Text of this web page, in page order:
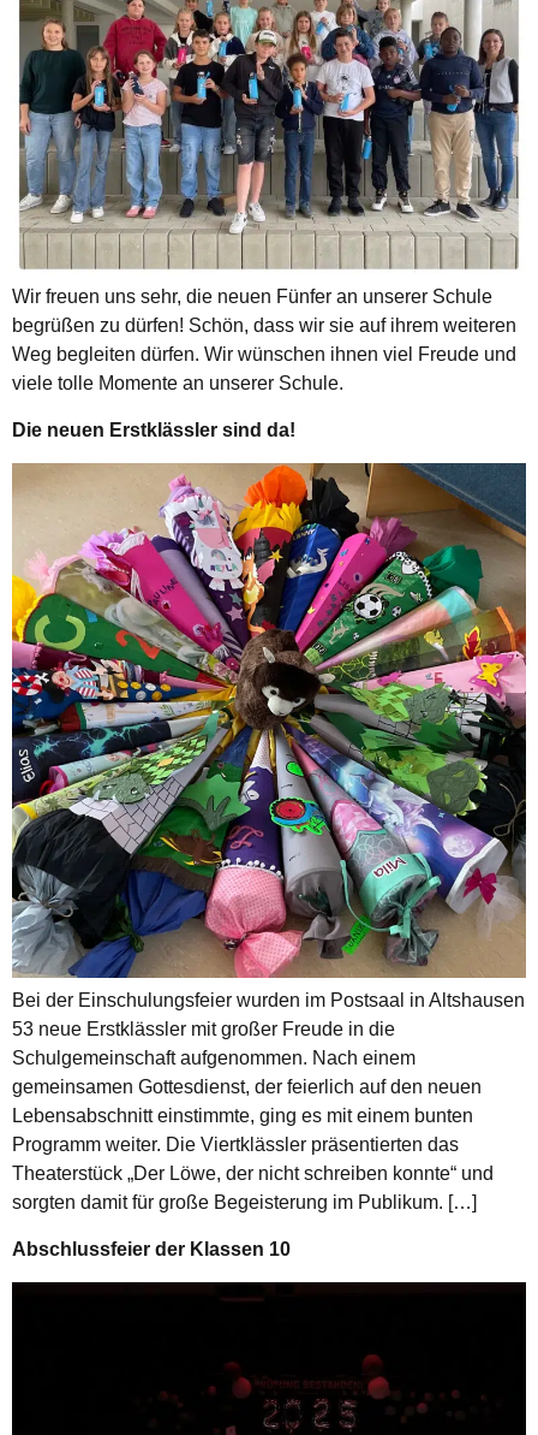
Wir freuen uns sehr, die neuen Fünfer an unserer Schule
begrüßen zu dürfen! Schön, dass wir sie auf ihrem weiteren
Weg begleiten dürfen. Wir wünschen ihnen viel Freude und
viele tolle Momente an unserer Schule.
Die neuen Erstklässler sind da!
Bei der Einschulungsfeier wurden im Postsaal in Altshausen
53 neue Erstklässler mit großer Freude in die
Schulgemeinschaft aufgenommen. Nach einem
gemeinsamen Gottesdienst, der feierlich auf den neuen
Lebensabschnitt einstimmte, ging es mit einem bunten
Programm weiter. Die Viertklässler präsentierten das
Theaterstück „Der Löwe, der nicht schreiben konnte“ und
sorgten damit für große Begeisterung im Publikum. […]
Abschlussfeier der Klassen 10